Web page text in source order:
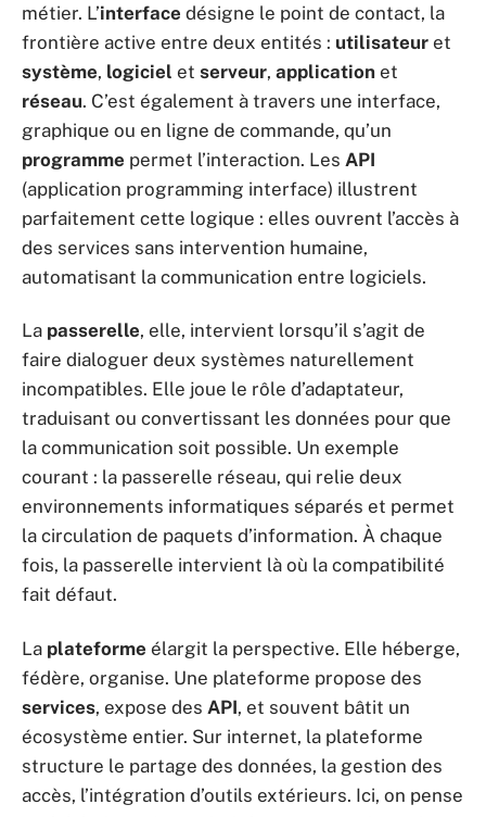
métier. L’interface désigne le point de contact, la
frontière active entre deux entités : utilisateur et
système, logiciel et serveur, application et
réseau. C’est également à travers une interface,
graphique ou en ligne de commande, qu’un
programme permet l’interaction. Les API
(application programming interface) illustrent
parfaitement cette logique : elles ouvrent l’accès à
des services sans intervention humaine,
automatisant la communication entre logiciels.
La passerelle, elle, intervient lorsqu’il s’agit de
faire dialoguer deux systèmes naturellement
incompatibles. Elle joue le rôle d’adaptateur,
traduisant ou convertissant les données pour que
la communication soit possible. Un exemple
courant : la passerelle réseau, qui relie deux
environnements informatiques séparés et permet
la circulation de paquets d’information. À chaque
fois, la passerelle intervient là où la compatibilité
fait défaut.
La plateforme élargit la perspective. Elle héberge,
fédère, organise. Une plateforme propose des
services, expose des API, et souvent bâtit un
écosystème entier. Sur internet, la plateforme
structure le partage des données, la gestion des
accès, l’intégration d’outils extérieurs. Ici, on pense